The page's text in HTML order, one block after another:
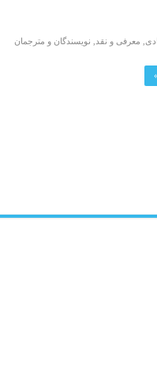
معرفی و نقد
نویسندگان و مترجمان